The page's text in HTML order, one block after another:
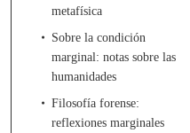
metafísica
Sobre la condición
marginal: notas sobre las
humanidades
Filosofía forense:
reflexiones marginales